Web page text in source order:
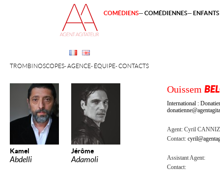
Kamel
Abdelli
Jérôme
Adamoli
TROMBINOSCOPES AGENCE ÉQUIPE CONTACTS
COMÉDIENS COMÉDIENNES
Ouissem
International :
Agent: Cyril
Contact:
Assistant Agent:
Contact: